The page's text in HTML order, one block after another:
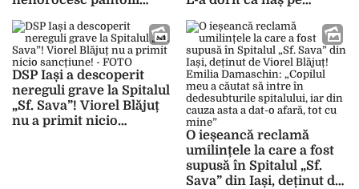
pietruit. Iată cum arată
rochia miresei –
EXCLUSIV FOTO,
UPDATE, VIDEO
AUR: „Oficializez o relație
de 20 de ani. Este și ziua
mea de naștere” – FOTO
DSP Iași a descoperit
nereguli grave la Spitalul
„Sf. Sava”! Viorel Blăjuț
nu a primit nicio
O ieșeancă reclamă
umilințele la care a fost
supusă în Spitalul „Sf.
Sava” din Iași, deținut de